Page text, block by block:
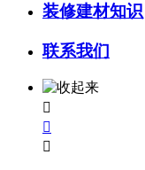
装修建材知识
联系我们


